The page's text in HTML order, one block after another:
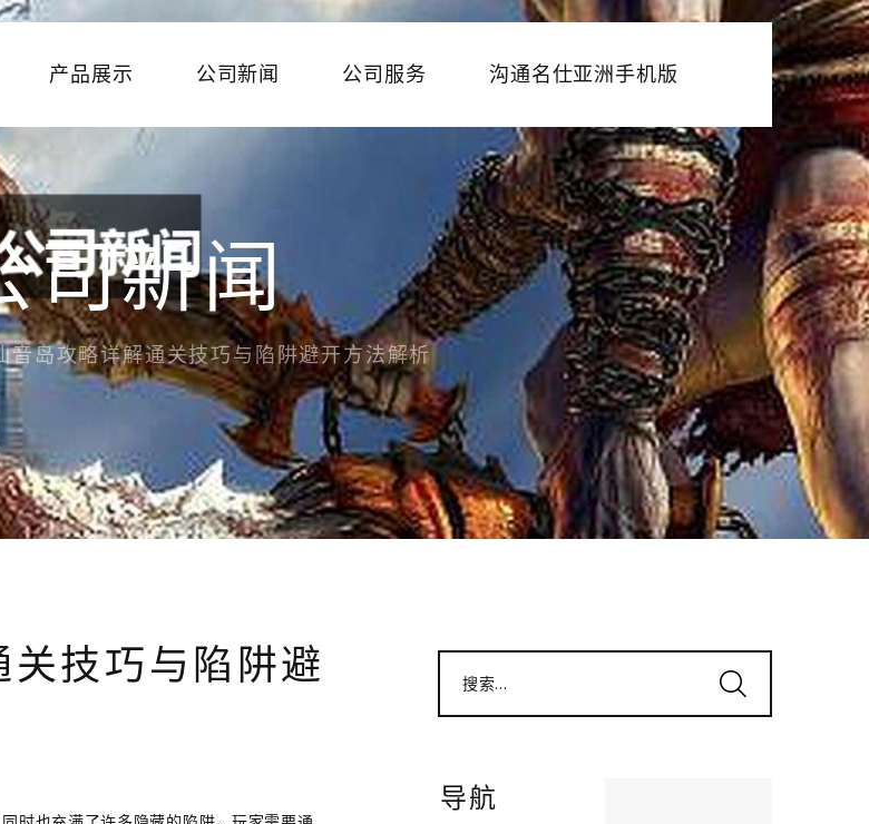
产品展示 公司新闻 公司服务 沟通名仕亚洲手机版
司新闻
音岛攻略详解通关技巧与陷阱避开方法解析
技巧与陷阱避 搜索...
导航